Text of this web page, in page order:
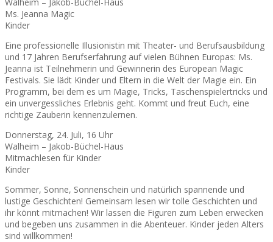
Ms. Jeanna Magic
Kinder
Eine professionelle Illusionistin mit Theater- und Berufsausbildung
und 17 Jahren Berufserfahrung auf vielen Bühnen Europas: Ms.
Jeanna ist Teilnehmerin und Gewinnerin des European Magic
Festivals. Sie lädt Kinder und Eltern in die Welt der Magie ein. Ein
Programm, bei dem es um Magie, Tricks, Taschenspielertricks und
ein unvergessliches Erlebnis geht. Kommt und freut Euch, eine
richtige Zauberin kennenzulernen.
Donnerstag, 24. Juli, 16 Uhr
Walheim – Jakob-Büchel-Haus
Mitmachlesen für Kinder
Kinder
Sommer, Sonne, Sonnenschein und natürlich spannende und
lustige Geschichten! Gemeinsam lesen wir tolle Geschichten und
ihr könnt mitmachen! Wir lassen die Figuren zum Leben erwecken
und begeben uns zusammen in die Abenteuer. Kinder jeden Alters
sind willkommen!